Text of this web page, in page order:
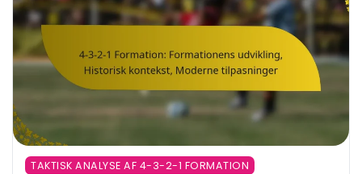
TAKTISK ANALYSE AF 4-3-2-1 FORMATION